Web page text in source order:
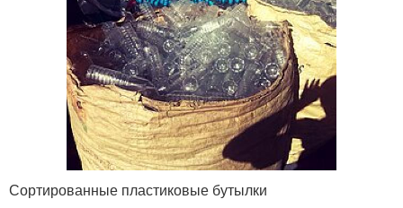
Сортированные пластиковые бутылки